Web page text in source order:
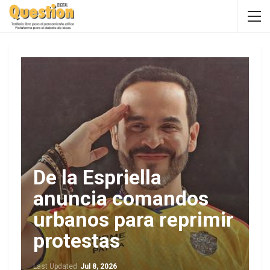
De la Espriella
anuncia comandos
urbanos para reprimir
protestas
Last Updated Jul 8, 2026